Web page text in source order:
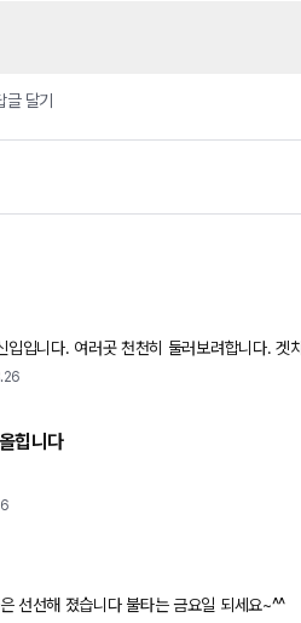
글 달기
힙니다
선선해 졌습니다 불타는 금요일 되세요~^^